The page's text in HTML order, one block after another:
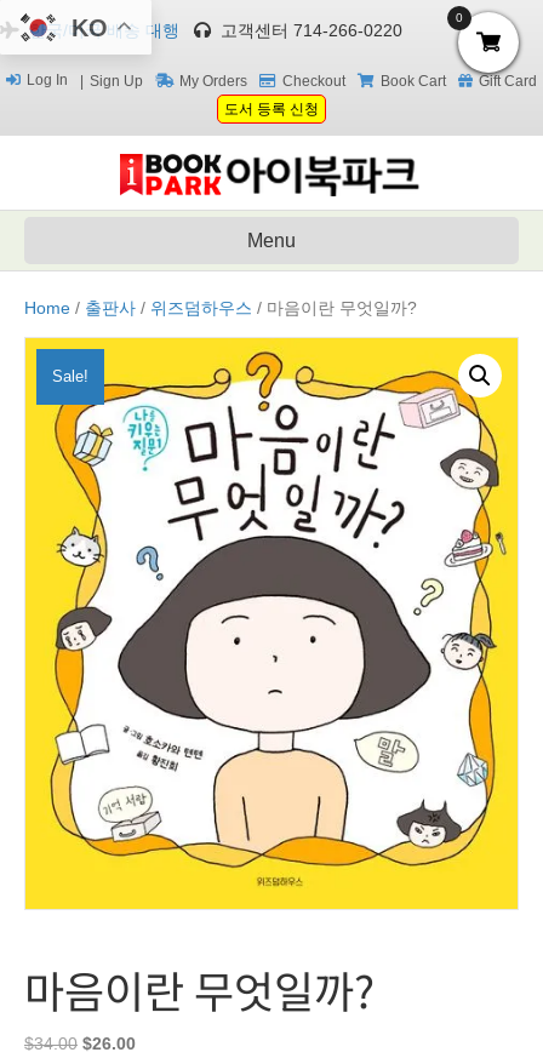
한국/미국 배송 대행 고객센터 714-266-0220
Log In Sign Up My Orders Checkout Book Cart
Gift Card
도서 등록 신청
Menu
Home / 출판사 / 위즈덤하우스 / 마음이란 무엇일까?
Sale!
마음이란 무엇일까?
$34.00 Original
$26.00Current
KO 0